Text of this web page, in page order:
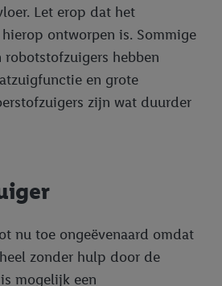
Let erop dat het
ontworpen is. Sommige
robotstofzuigers hebben
en grote
zijn wat duurder
nu toe ongeëvenaard omdat
zonder hulp door de
mogelijk een